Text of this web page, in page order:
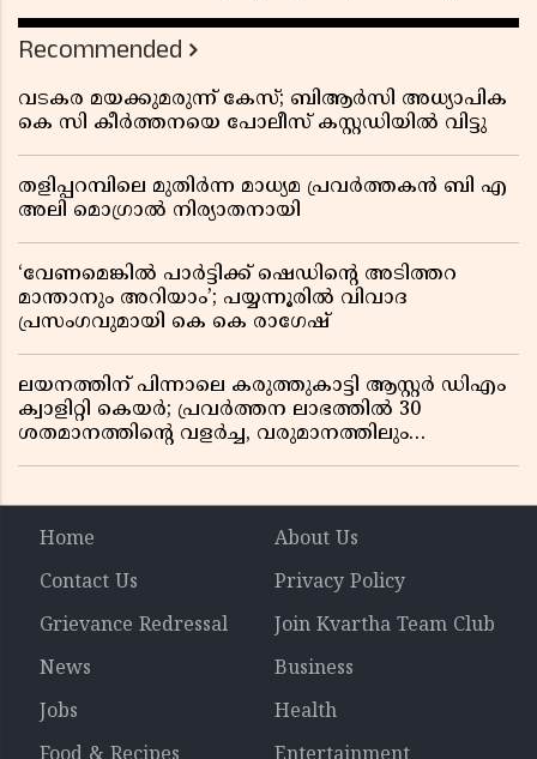
റിപ്പോർട്ട് പുറത്ത്
Recommended
വടകര മയക്കുമരുന്ന് കേസ്; ബിആർസി അധ്യാപിക
കെ സി കീർത്തനയെ പോലീസ് കസ്റ്റഡിയിൽ വിട്ടു
തളിപ്പറമ്പിലെ മുതിർന്ന മാധ്യമ പ്രവർത്തകൻ ബി എ
അലി മൊഗ്രാൽ നിര്യാതനായി
‘വേണമെങ്കിൽ പാർട്ടിക്ക് ഷെഡിൻ്റെ അടിത്തറ
മാന്താനും അറിയാം’; പയ്യന്നൂരിൽ വിവാദ
പ്രസംഗവുമായി കെ കെ രാഗേഷ്
ലയനത്തിന് പിന്നാലെ കരുത്തുകാട്ടി ആസ്റ്റർ ഡിഎം
ക്വാളിറ്റി കെയർ; പ്രവർത്തന ലാഭത്തിൽ 30
ശതമാനത്തിൻ്റെ വളർച്ച, വരുമാനത്തിലും
Home
About Us
Contact Us
Privacy Policy
Grievance Redressal
Join Kvartha Team Club
News
Business
Jobs
Health